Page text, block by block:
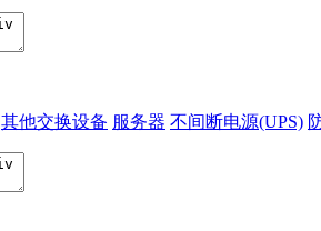
其他交换设备 服务器 不间断电源(UPS)